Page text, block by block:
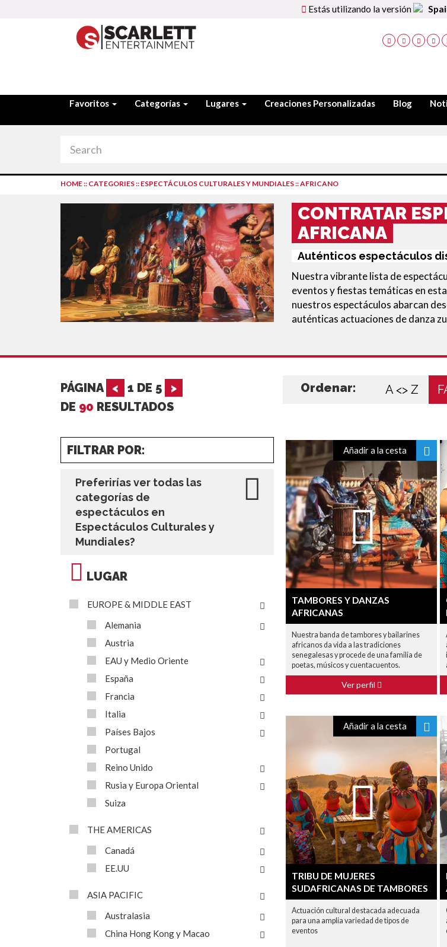
Estás utilizando la versión
Favoritos Categorías Lugares Creaciones Personalizadas Blog
HOME:: CATEGORIES:: ESPECTÁCULOS CULTURALES Y MUNDIALES::AFRICANO
CONTRATAR
AFRICANA
Auténticos espectáculos
Nuestra vibrante lista de
eventos y fiestas temáticas en
nuestros espectáculos abarcan
auténticas actuaciones de danza
PÁGINA < 1 DE 5
>
DE 90 RESULTADOS
Ordenar: A <> Z
FILTRAR POR:
Preferirías ver todas las
categorías de
espectáculos en
Espectáculos Culturales y
Mundiales?
LUGAR
EUROPE & MIDDLE EAST
Alemania
Austria
EAU y Medio Oriente
España
Francia
Italia
Países Bajos
Portugal
Reino Unido
Rusia y Europa Oriental
Suiza
THE AMERICAS
Canadá
EE.UU
ASIA PACIFIC
Australasia
China Hong Kong y Macao
Añadir a la cesta
TAMBORES Y DANZAS
AFRICANAS
Nuestra banda de tambores y bailarines
africanos da vida a las tradiciones
senegalesas y procede de una familia de
poetas, músicos y cuentacuentos.
Ver perfil
Añadir a la cesta
TRIBU DE MUJERES
SUDAFRICANAS DE TAMBORES
Actuación cultural destacada adecuada
para una amplia variedad de tipos de
eventos